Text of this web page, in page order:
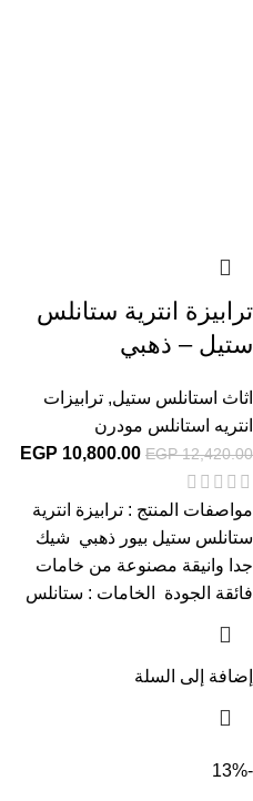
ترابيزة انترية ستانلس
ستيل – ذهبي
اثاث استانلس ستيل, ترابيزات
انتريه استانلس مودرن
EGP12,420.00
EGP 10,800.00
مواصفات المنتج : ترابيزة انترية
ستانلس ستيل بيور ذهبي شيك
جدا وانيقة مصنوعة من خامات
فائقة الجودة الخامات : ستانلس
إضافة إلى السلة
-13%